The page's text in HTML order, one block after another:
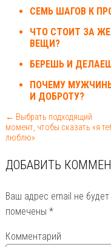
СЕМЬ ШАГОВ К
ЧТО СТОИТ ЗА
ВЕЩИ?
БЕРЕШЬ И
ПОЧЕМУ
И ДОБРОТУ?
← Выбрать подходящий
момент, чтобы сказать «я
люблю»
ДОБАВИТЬ
Ваш адрес email не
помечены *
Комментарий